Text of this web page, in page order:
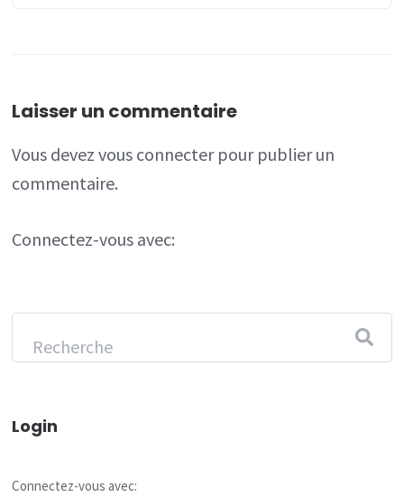
Laisser un commentaire
Vous devezvous connecterpour publier un
commentaire.
Connectez-vous avec:
Login
Connectez-vous avec: